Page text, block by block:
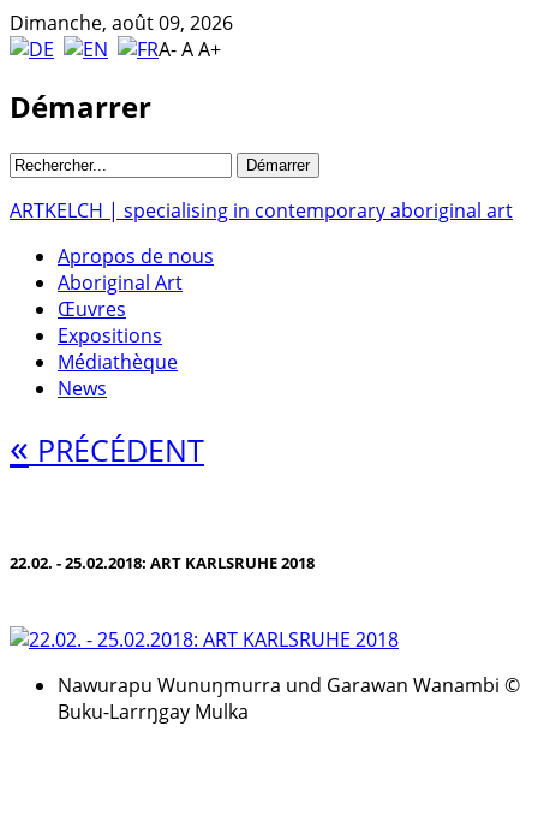
Dimanche, août 09, 2026
A-AA+
Démarrer
ARTKELCH | specialising in contemporary aboriginal art
Apropos de nous
Aboriginal Art
Œuvres
Expositions
Médiathèque
News
« PRÉCÉDENT
22.02. - 25.02.2018: ART KARLSRUHE 2018
Nawurapu Wunuŋmurra und Garawan Wanambi ©
Buku-Larrŋgay Mulka